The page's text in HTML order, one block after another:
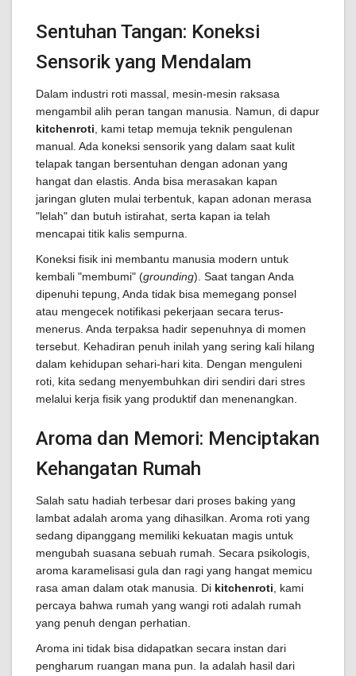
Sentuhan Tangan: Koneksi
Sensorik yang Mendalam
Dalam industri roti massal, mesin-mesin raksasa
mengambil alih peran tangan manusia. Namun, di dapur
kitchenroti , kami tetap memuja teknik pengulenan
manual. Ada koneksi sensorik yang dalam saat kulit
telapak tangan bersentuhan dengan adonan yang
hangat dan elastis. Anda bisa merasakan kapan
jaringan gluten mulai terbentuk, kapan adonan merasa
"lelah" dan butuh istirahat, serta kapan ia telah
mencapai titik kalis sempurna.
Koneksi fisik ini membantu manusia modern untuk
kembali "membumi" (grounding). Saat tangan Anda
dipenuhi tepung, Anda tidak bisa memegang ponsel
atau mengecek notifikasi pekerjaan secara terus-
menerus. Anda terpaksa hadir sepenuhnya di momen
tersebut. Kehadiran penuh inilah yang sering kali hilang
dalam kehidupan sehari-hari kita. Dengan menguleni
roti, kita sedang menyembuhkan diri sendiri dari stres
melalui kerja fisik yang produktif dan menenangkan.
Aroma dan Memori: Menciptakan
Kehangatan Rumah
Salah satu hadiah terbesar dari proses baking yang
lambat adalah aroma yang dihasilkan. Aroma roti yang
sedang dipanggang memiliki kekuatan magis untuk
mengubah suasana sebuah rumah. Secara psikologis,
aroma karamelisasi gula dan ragi yang hangat memicu
rasa aman dalam otak manusia. Di kitchenroti , kami
percaya bahwa rumah yang wangi roti adalah rumah
yang penuh dengan perhatian.
Aroma ini tidak bisa didapatkan secara instan dari
pengharum ruangan mana pun. Ia adalah hasil dari